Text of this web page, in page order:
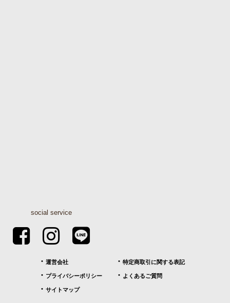
social service
運営会社 特定商取引に関する表記
プライバシーポリシー よくあるご質問
サイトマップ